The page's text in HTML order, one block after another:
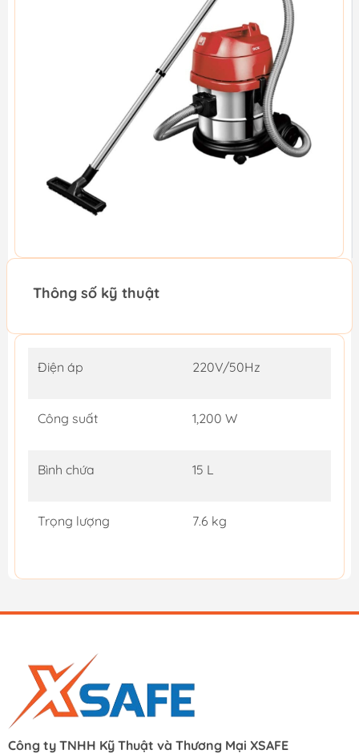
Thông số kỹ thuật
Điện áp 220V/50Hz
Công suất 1,200 W
Bình chứa 15 L
Trọng lượng 7.6 kg
Công ty TNHH Kỹ Thuật và Thương Mại XSAFE